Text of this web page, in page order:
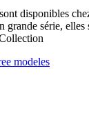
disponibles
grande série,